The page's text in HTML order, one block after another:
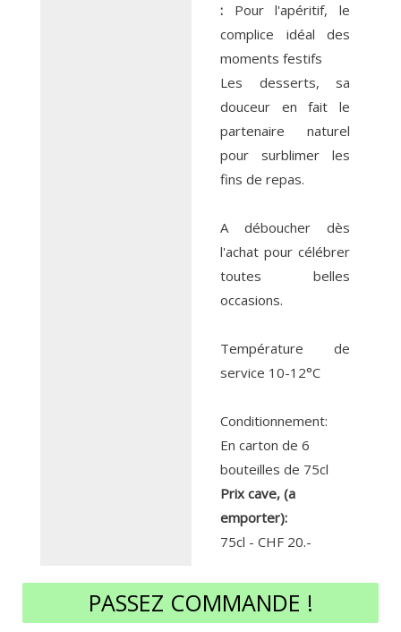
: Pour l'apéritif, le
complice idéal des
moments festifs
Les desserts, sa
douceur en fait le
partenaire naturel
pour surblimer les
fins de repas.
A déboucher dès
l'achat pour célébrer
toutes belles
occasions.
Température de
service 10-12°C
Conditionnement:
En carton de 6
bouteilles de 75cl
Prix cave, (a
emporter):
75cl - CHF 20.-
PASSEZ COMMANDE !